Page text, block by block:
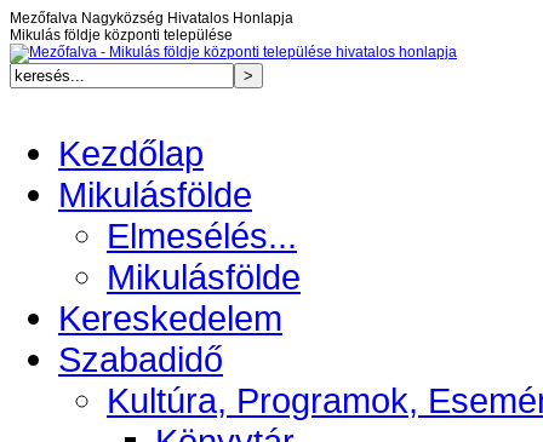
Mezőfalva Nagyközség Hivatalos Honlapja
Mikulás földje központi települése
Kezdőlap
Mikulásfölde
Elmesélés...
Mikulásfölde
Kereskedelem
Szabadidő
Kultúra, Programok,